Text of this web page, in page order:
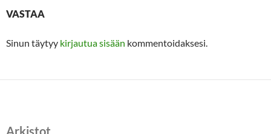
VASTAA
Sinun täytyy kirjautua sisään kommentoidaksesi.
Arkistot